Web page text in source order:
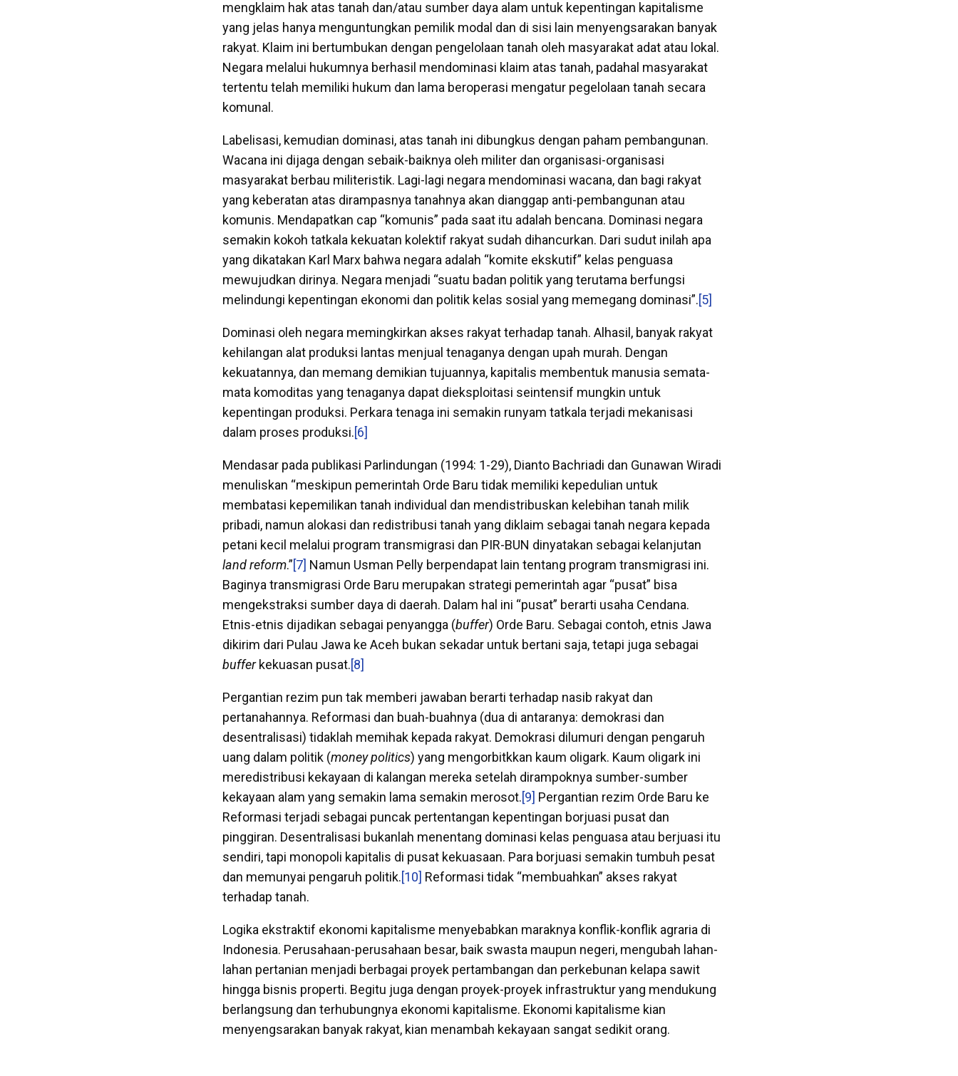
mengklaim hak atas tanah dan/atau sumber daya alam untuk kepentingan kapitalisme
yang jelas hanya menguntungkan pemilik modal dan di sisi lain menyengsarakan banyak
rakyat. Klaim ini bertumbukan dengan pengelolaan tanah oleh masyarakat adat atau lokal.
Negara melalui hukumnya berhasil mendominasi klaim atas tanah, padahal masyarakat
tertentu telah memiliki hukum dan lama beroperasi mengatur pegelolaan tanah secara
komunal.
Labelisasi, kemudian dominasi, atas tanah ini dibungkus dengan paham pembangunan.
Wacana ini dijaga dengan sebaik-baiknya oleh militer dan organisasi-organisasi
masyarakat berbau militeristik. Lagi-lagi negara mendominasi wacana, dan bagi rakyat
yang keberatan atas dirampasnya tanahnya akan dianggap anti-pembangunan atau
komunis. Mendapatkan cap “komunis” pada saat itu adalah bencana. Dominasi negara
semakin kokoh tatkala kekuatan kolektif rakyat sudah dihancurkan. Dari sudut inilah apa
yang dikatakan Karl Marx bahwa negara adalah “komite ekskutif” kelas penguasa
mewujudkan dirinya. Negara menjadi “suatu badan politik yang terutama berfungsi
melindungi kepentingan ekonomi dan politik kelas sosial yang memegang dominasi”.[5]
Dominasi oleh negara memingkirkan akses rakyat terhadap tanah. Alhasil, banyak rakyat
kehilangan alat produksi lantas menjual tenaganya dengan upah murah. Dengan
kekuatannya, dan memang demikian tujuannya, kapitalis membentuk manusia semata-
mata komoditas yang tenaganya dapat dieksploitasi seintensif mungkin untuk
kepentingan produksi. Perkara tenaga ini semakin runyam tatkala terjadi mekanisasi
dalam proses produksi.[6]
Mendasar pada publikasi Parlindungan (1994: 1-29), Dianto Bachriadi dan Gunawan Wiradi
menuliskan “meskipun pemerintah Orde Baru tidak memiliki kepedulian untuk
membatasi kepemilikan tanah individual dan mendistribuskan kelebihan tanah milik
pribadi, namun alokasi dan redistribusi tanah yang diklaim sebagai tanah negara kepada
petani kecil melalui program transmigrasi dan PIR-BUN dinyatakan sebagai kelanjutan
land reform.”[7] Namun Usman Pelly berpendapat lain tentang program transmigrasi ini.
Baginya transmigrasi Orde Baru merupakan strategi pemerintah agar “pusat” bisa
mengekstraksi sumber daya di daerah. Dalam hal ini “pusat” berarti usaha Cendana.
Etnis-etnis dijadikan sebagai penyangga (buffer) Orde Baru. Sebagai contoh, etnis Jawa
dikirim dari Pulau Jawa ke Aceh bukan sekadar untuk bertani saja, tetapi juga sebagai
bufferkekuasan pusat.[8]
Pergantian rezim pun tak memberi jawaban berarti terhadap nasib rakyat dan
pertanahannya. Reformasi dan buah-buahnya (dua di antaranya: demokrasi dan
desentralisasi) tidaklah memihak kepada rakyat. Demokrasi dilumuri dengan pengaruh
uang dalam politik (money politics) yang mengorbitkkan kaum oligark. Kaum oligark ini
meredistribusi kekayaan di kalangan mereka setelah dirampoknya sumber-sumber
kekayaan alam yang semakin lama semakin merosot.[9] Pergantian rezim Orde Baru ke
Reformasi terjadi sebagai puncak pertentangan kepentingan borjuasi pusat dan
pinggiran. Desentralisasi bukanlah menentang dominasi kelas penguasa atau berjuasi itu
sendiri, tapi monopoli kapitalis di pusat kekuasaan. Para borjuasi semakin tumbuh pesat
dan memunyai pengaruh politik.[10] Reformasi tidak “membuahkan” akses rakyat
terhadap tanah.
Logika ekstraktif ekonomi kapitalisme menyebabkan maraknya konflik-konflik agraria di
Indonesia. Perusahaan-perusahaan besar, baik swasta maupun negeri, mengubah lahan-
lahan pertanian menjadi berbagai proyek pertambangan dan perkebunan kelapa sawit
hingga bisnis properti. Begitu juga dengan proyek-proyek infrastruktur yang mendukung
berlangsung dan terhubungnya ekonomi kapitalisme. Ekonomi kapitalisme kian
menyengsarakan banyak rakyat, kian menambah kekayaan sangat sedikit orang.